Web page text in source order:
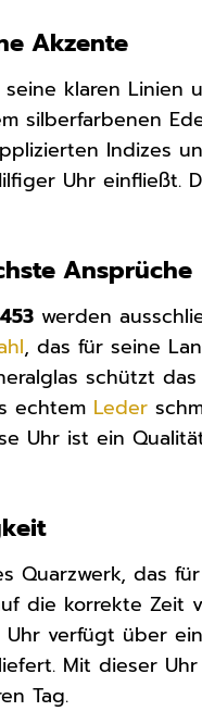
Akzente
klaren Linien
silberfarbenen
Indizes
Uhr einfließt.
Ansprüche
werden
, das für seine
schützt
echtem Leder
Uhr ist ein
Quarzwerk, das
die korrekte Zeit
verfügt über
Mit dieser
Tag.